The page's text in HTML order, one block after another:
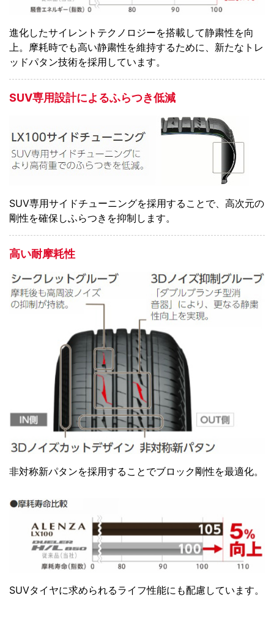
進化したサイレントテクノロジーを搭載して静粛性を向
上。摩耗時でも高い静粛性を維持するために、新たなトレ
ッドパタン技術を採用しています。
SUV専用設計によるふらつき低減
SUV専用サイドチューニングを採用することで、高次元の
剛性を確保しふらつきを抑制します。
高い耐摩耗性
非対称新パタンを採用することでブロック剛性を最適化。
SUVタイヤに求められるライフ性能にも配慮しています。